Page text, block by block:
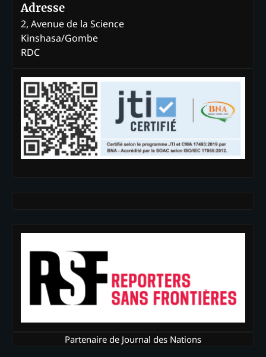
Adresse
2, Avenue de la Science
Kinshasa/Gombe
RDC
Partenaire de Journal des Nations